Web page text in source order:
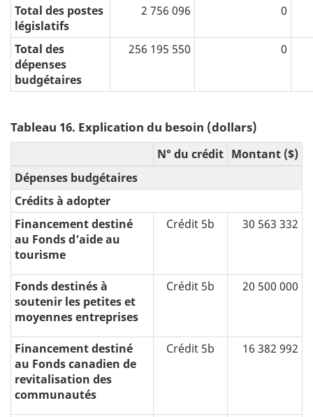
Total des postes
législatifs
2 756 096 0
Total des
dépenses
budgétaires
256 195 550 0
Tableau 16. Explication du besoin (dollars)
N° du crédit Montant ($)
Dépenses budgétaires
Crédits à adopter
Financement destiné
au Fonds d’aide au
tourisme
Crédit 5b 30 563 332
Fonds destinés à
soutenir les petites et
moyennes entreprises
Crédit 5b 20 500 000
Financement destiné
au Fonds canadien de
revitalisation des
communautés
Crédit 5b 16 382 992